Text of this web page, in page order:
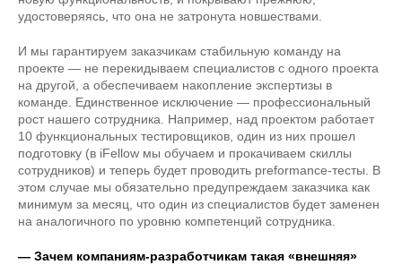
удостоверяясь, что она не затронута новшествами.
И мы гарантируем заказчикам стабильную команду на
проекте — не перекидываем специалистов с одного проекта
на другой, а обеспечиваем накопление экспертизы в
команде. Единственное исключение — профессиональный
рост нашего сотрудника. Например, над проектом работает
10 функциональных тестировщиков, один из них прошел
подготовку (в iFellow мы обучаем и прокачиваем скиллы
сотрудников) и теперь будет проводить preformance-тесты. В
этом случае мы обязательно предупреждаем заказчика как
минимум за месяц, что один из специалистов будет заменен
на аналогичного по уровню компетенций сотрудника.
— Зачем компаниям-разработчикам такая «внешняя»